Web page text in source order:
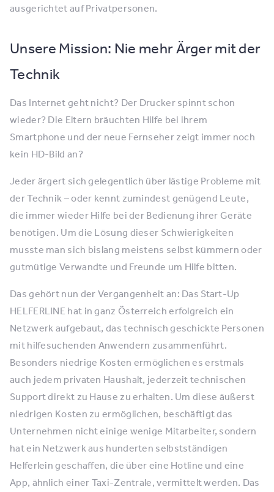
ausgerichtet auf Privatpersonen.
Unsere Mission: Nie mehr Ärger mit der
Technik
Das Internet geht nicht? Der Drucker spinnt schon
wieder? Die Eltern bräuchten Hilfe bei ihrem
Smartphone und der neue Fernseher zeigt immer noch
kein HD-Bild an?
Jeder ärgert sich gelegentlich über lästige Probleme mit
der Technik – oder kennt zumindest genügend Leute,
die immer wieder Hilfe bei der Bedienung ihrer Geräte
benötigen. Um die Lösung dieser Schwierigkeiten
musste man sich bislang meistens selbst kümmern oder
gutmütige Verwandte und Freunde um Hilfe bitten.
Das gehört nun der Vergangenheit an: Das Start-Up
HELFERLINE hat in ganz Österreich erfolgreich ein
Netzwerk aufgebaut, das technisch geschickte Personen
mit hilfesuchenden Anwendern zusammenführt.
Besonders niedrige Kosten ermöglichen es erstmals
auch jedem privaten Haushalt, jederzeit technischen
Support direkt zu Hause zu erhalten. Um diese äußerst
niedrigen Kosten zu ermöglichen, beschäftigt das
Unternehmen nicht einige wenige Mitarbeiter, sondern
hat ein Netzwerk aus hunderten selbstständigen
Helferlein geschaffen, die über eine Hotline und eine
App, ähnlich einer Taxi-Zentrale, vermittelt werden. Das